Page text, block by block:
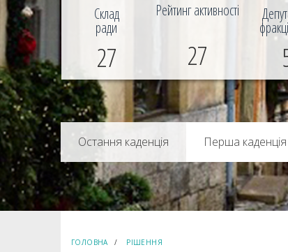
Склад
ради
27
Рейтинг активності
27
Перша каденція
ГОЛОВНА РІШЕННЯ